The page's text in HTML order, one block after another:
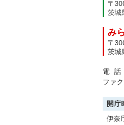
〒
茨城
み
〒
茨城
電
ファ
開庁
伊奈